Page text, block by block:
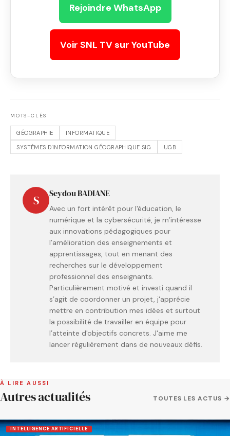
Rejoindre WhatsApp
Voir SNL TV sur YouTube
MOTS-CLÉS
GÉOGRAPHIE
INFORMATIQUE
SYSTÈMES D'INFORMATION GÉOGRAPHIQUE SIG
UGB
S Seydou BADIANE
Avec un fort intérêt pour l'éducation, le
numérique et la cybersécurité, je m’intéresse
aux innovations pédagogiques pour
l’amélioration des enseignements et
apprentissages, tout en menant des
recherches sur le développement
professionnel des enseignants.
Particulièrement motivé et investi quand il
s’agit de coordonner un projet, j'apprécie
mettre en contribution mes idées et surtout
la possibilité de travailler en équipe pour
l’atteinte d'objectifs concrets. J'aime me
lancer régulièrement dans de nouveaux défis.
À LIRE AUSSI
Autres actualités TOUTES LES ACTUS →
INTELLIGENCE ARTIFICIELLE